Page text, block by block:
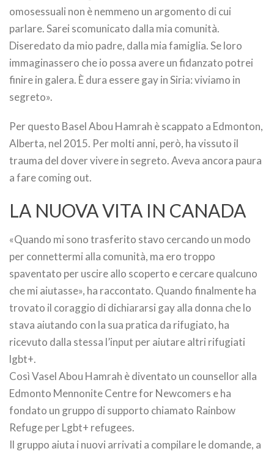
omosessuali non è nemmeno un argomento di cui
parlare. Sarei scomunicato dalla mia comunità.
Diseredato da mio padre, dalla mia famiglia. Se loro
immaginassero che io possa avere un fidanzato potrei
finire in galera. È dura essere gay in Siria: viviamo in
segreto».
Per questo Basel Abou Hamrah è scappato a Edmonton,
Alberta, nel 2015. Per molti anni, però, ha vissuto il
trauma del dover vivere in segreto. Aveva ancora paura
a fare coming out.
LA NUOVA VITA IN CANADA
«Quando mi sono trasferito stavo cercando un modo
per connettermi alla comunità, ma ero troppo
spaventato per uscire allo scoperto e cercare qualcuno
che mi aiutasse», ha raccontato. Quando finalmente ha
trovato il coraggio di dichiararsi gay alla donna che lo
stava aiutando con la sua pratica da rifugiato, ha
ricevuto dalla stessa l’input per aiutare altri rifugiati
lgbt+.
Così Vasel Abou Hamrah è diventato un counsellor alla
Edmonto Mennonite Centre for Newcomers e ha
fondato un gruppo di supporto chiamato Rainbow
Refuge per Lgbt+ refugees.
Il gruppo aiuta i nuovi arrivati a compilare le domande, a